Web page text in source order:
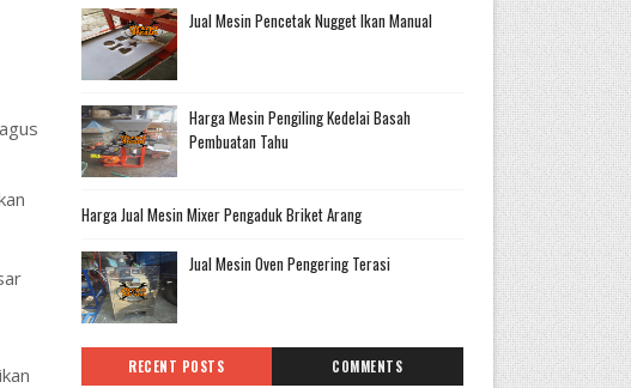
Jual Mesin Pencetak Nugget Ikan Manual
Harga Mesin Pengiling Kedelai Basah
Pembuatan Tahu
Harga Jual Mesin Mixer Pengaduk Briket Arang
Jual Mesin Oven Pengering Terasi
RECENT POSTS COMMENTS